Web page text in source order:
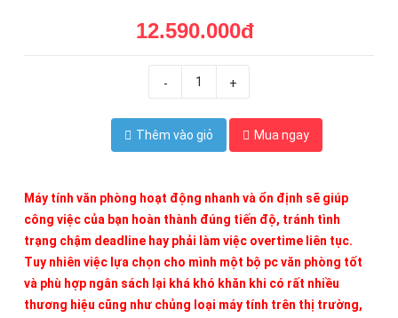
12.590.000đ
- +
Thêm vào giỏ Mua ngay
Máy tính văn phòng hoạt động nhanh và ổn định sẽ giúp
công việc của bạn hoàn thành đúng tiến độ, tránh tình
trạng chậm deadline hay phải làm việc overtime liên tục.
Tuy nhiên việc lựa chọn cho mình một bộ pc văn phòng tốt
và phù hợp ngân sách lại khá khó khăn khi có rất nhiều
thương hiệu cũng như chủng loại máy tính trên thị trường,